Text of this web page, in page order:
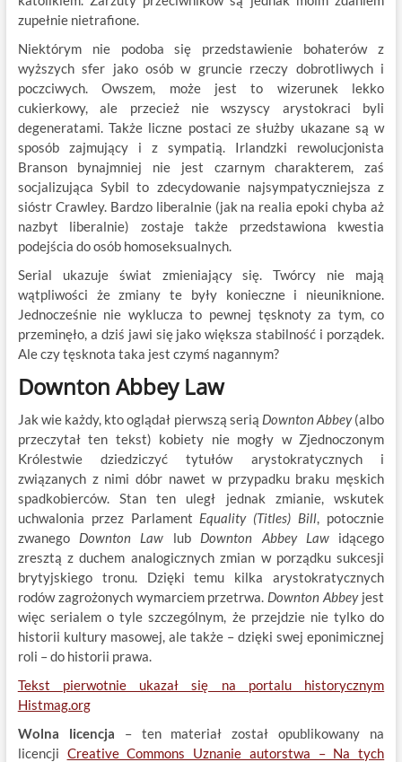
zupełnie nietrafione.
Niektórym nie podoba się przedstawienie bohaterów z
wyższych sfer jako osób w gruncie rzeczy dobrotliwych i
poczciwych. Owszem, może jest to wizerunek lekko
cukierkowy, ale przecież nie wszyscy arystokraci byli
degeneratami. Także liczne postaci ze służby ukazane są w
sposób zajmujący i z sympatią. Irlandzki rewolucjonista
Branson bynajmniej nie jest czarnym charakterem, zaś
socjalizująca Sybil to zdecydowanie najsympatyczniejsza z
sióstr Crawley. Bardzo liberalnie (jak na realia epoki chyba aż
nazbyt liberalnie) zostaje także przedstawiona kwestia
podejścia do osób homoseksualnych.
Serial ukazuje świat zmieniający się. Twórcy nie mają
wątpliwości że zmiany te były konieczne i nieuniknione.
Jednocześnie nie wyklucza to pewnej tęsknoty za tym, co
przeminęło, a dziś jawi się jako większa stabilność i porządek.
Ale czy tęsknota taka jest czymś nagannym?
Downton Abbey Law
Jak wie każdy, kto oglądał pierwszą serią Downton Abbey(albo
przeczytał ten tekst) kobiety nie mogły w Zjednoczonym
Królestwie dziedziczyć tytułów arystokratycznych i
związanych z nimi dóbr nawet w przypadku braku męskich
spadkobierców. Stan ten uległ jednak zmianie, wskutek
uchwalonia przez Parlament Equality (Titles) Bill, potocznie
zwanego Downton Law lub Downton Abbey Lawidącego
zresztą z duchem analogicznych zmian w porządku sukcesji
brytyjskiego tronu. Dzięki temu kilka arystokratycznych
rodów zagrożonych wymarciem przetrwa. Downton Abbeyjest
więc serialem o tyle szczególnym, że przejdzie nie tylko do
historii kultury masowej, ale także – dzięki swej eponimicznej
roli – do historii prawa.
Tekst pierwotnie ukazał się na portalu historycznym
Histmag.org
Wolna licencja – ten materiał został opublikowany na
licencji Creative Commons Uznanie autorstwa – Na tych